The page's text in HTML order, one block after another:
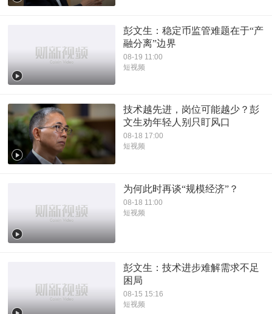
彭文生：稳定币监管难题在于“产
融分离”边界
08-19 11:00
短视频
技术越先进，岗位可能越少？彭
文生劝年轻人别只盯风口
08-18 17:00
短视频
为何此时再谈“规模经济”？
08-18 11:00
短视频
彭文生：技术进步难解需求不足
困局
08-15 15:16
短视频